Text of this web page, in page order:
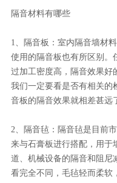
隔音材料有哪些
1、隔音板：室内隔音墙材
使用的隔音板也有所区别。
过加工密度高，隔音效果好
我们一定要看是否有相关的
音板的隔音效果就相差甚远
2、隔音毡：隔音毡是目前
来与石膏板进行搭配，用于
道、机械设备的隔音和阻尼
看完全不同，毛毡轻而柔软